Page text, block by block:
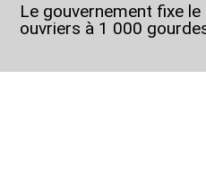
Le gouvernement fixe
ouvriers à 1 000